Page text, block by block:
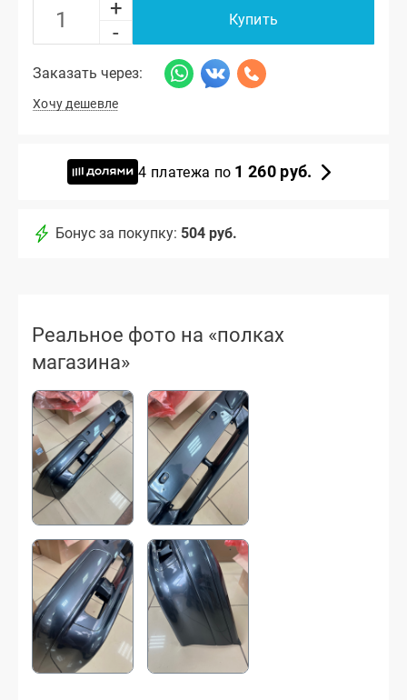
+
-
Купить
Заказать через:
Хочу дешевле
4 платежа по 1 260 руб.
Бонус за покупку: 504 руб.
Реальное фото на «полках
магазина»